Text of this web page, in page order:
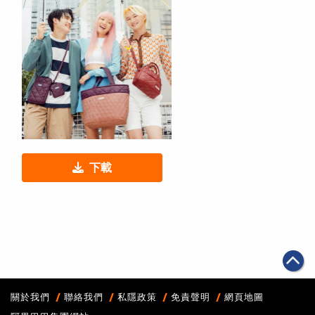
下載
關於我們 聯絡我們 私隱政策 免責聲明
網頁地圖